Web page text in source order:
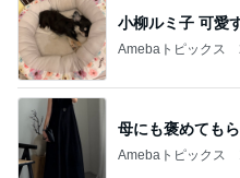
小柳ルミ子 可愛
Amebaトピックス
母にも褒めても
Amebaトピックス